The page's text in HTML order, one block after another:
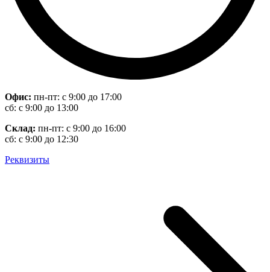
Офис: пн-пт: с 9:00 до 17:00
сб: с 9:00 до 13:00
Склад: пн-пт: с 9:00 до 16:00
сб: с 9:00 до 12:30
Реквизиты